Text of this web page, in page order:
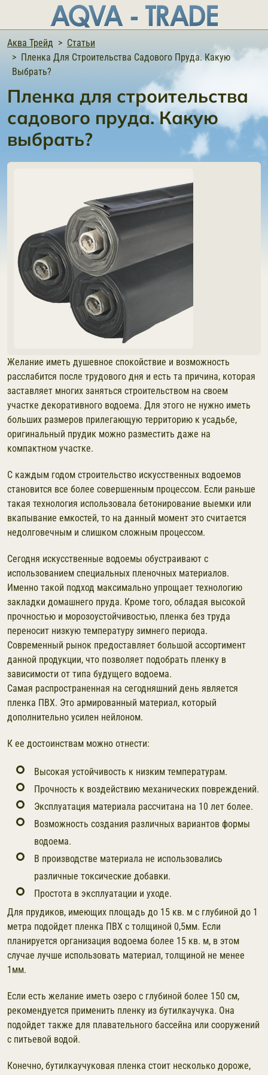
Аква Трейд
Статьи
Пленка Для Строительства Садового Пруда. Какую
Выбрать?
Пленка для строительства
садового пруда. Какую
выбрать?
Желание иметь душевное спокойствие и возможность
расслабится после трудового дня и есть та причина, которая
заставляет многих заняться строительством на своем
участке декоративного водоема. Для этого не нужно иметь
больших размеров прилегающую территорию к усадьбе,
оригинальный прудик можно разместить даже на
компактном участке.
С каждым годом строительство искусственных водоемов
становится все более совершенным процессом. Если раньше
такая технология использовала бетонирование выемки или
вкапывание емкостей, то на данный момент это считается
недолговечным и слишком сложным процессом.
Сегодня искусственные водоемы обустраивают с
использованием специальных пленочных материалов.
Именно такой подход максимально упрощает технологию
закладки домашнего пруда. Кроме того, обладая высокой
прочностью и морозоустойчивостью, пленка без труда
переносит низкую температуру зимнего периода.
Современный рынок предоставляет большой ассортимент
данной продукции, что позволяет подобрать пленку в
зависимости от типа будущего водоема.
Самая распространенная на сегодняшний день является
пленка ПВХ. Это армированный материал, который
дополнительно усилен нейлоном.
К ее достоинствам можно отнести:
Высокая устойчивость к низким температурам.
Прочность к воздействию механических повреждений.
Эксплуатация материала рассчитана на 10 лет более.
Возможность создания различных вариантов формы
водоема.
В производстве материала не использовались
различные токсические добавки.
Простота в эксплуатации и уходе.
Для прудиков, имеющих площадь до 15 кв. м с глубиной до 1
метра подойдет пленка ПВХ с толщиной 0,5мм. Если
планируется организация водоема более 15 кв. м, в этом
случае лучше использовать материал, толщиной не менее
1мм.
Если есть желание иметь озеро с глубиной более 150 см,
рекомендуется применить пленку из бутилкаучука. Она
подойдет также для плавательного бассейна или сооружений
с питьевой водой.
Конечно, бутилкаучуковая пленка стоит несколько дороже,